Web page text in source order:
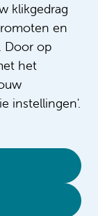
klikgedrag
en
Door op
het
instellingen'.